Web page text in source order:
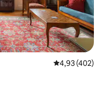
Prosječna
4,93 (402)